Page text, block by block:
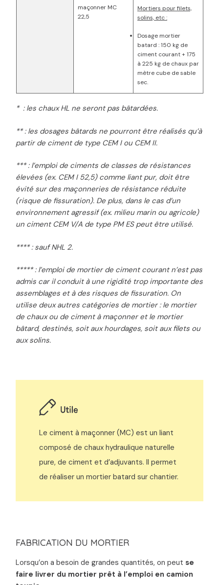
maçonner MC
22,5
Mortiers pour filets,
solins, etc :
Dosage mortier
batard : 150 kg de
ciment courant + 175
à 225 kg de chaux par
mètre cube de sable
sec.
* : les chaux HL ne seront pas bâtardées.
** : les dosages bâtards ne pourront être réalisés qu’à
partir de ciment de type CEM I ou CEM II.
*** : l’emploi de ciments de classes de résistances
élevées (ex. CEM I 52,5) comme liant pur, doit être
évité sur des maçonneries de résistance réduite
(risque de fissuration). De plus, dans le cas d’un
environnement agressif (ex. milieu marin ou agricole)
un ciment CEM V/A de type PM ES peut être utilisé.
**** : sauf NHL 2.
***** : l’emploi de mortier de ciment courant n’est pas
admis car il conduit à une rigidité trop importante des
assemblages et à des risques de fissuration. On
utilise deux autres catégories de mortier : le mortier
de chaux ou de ciment à maçonner et le mortier
bâtard, destinés, soit aux hourdages, soit aux filets ou
aux solins.
Le ciment à maçonner (MC) est un liant
composé de chaux hydraulique naturelle
pure, de ciment et d’adjuvants. Il permet
de réaliser un mortier batard sur chantier.
FABRICATION DU MORTIER
Lorsqu’on a besoin de grandes quantités, on peut se
faire livrer du mortier prêt à l’emploi en camion